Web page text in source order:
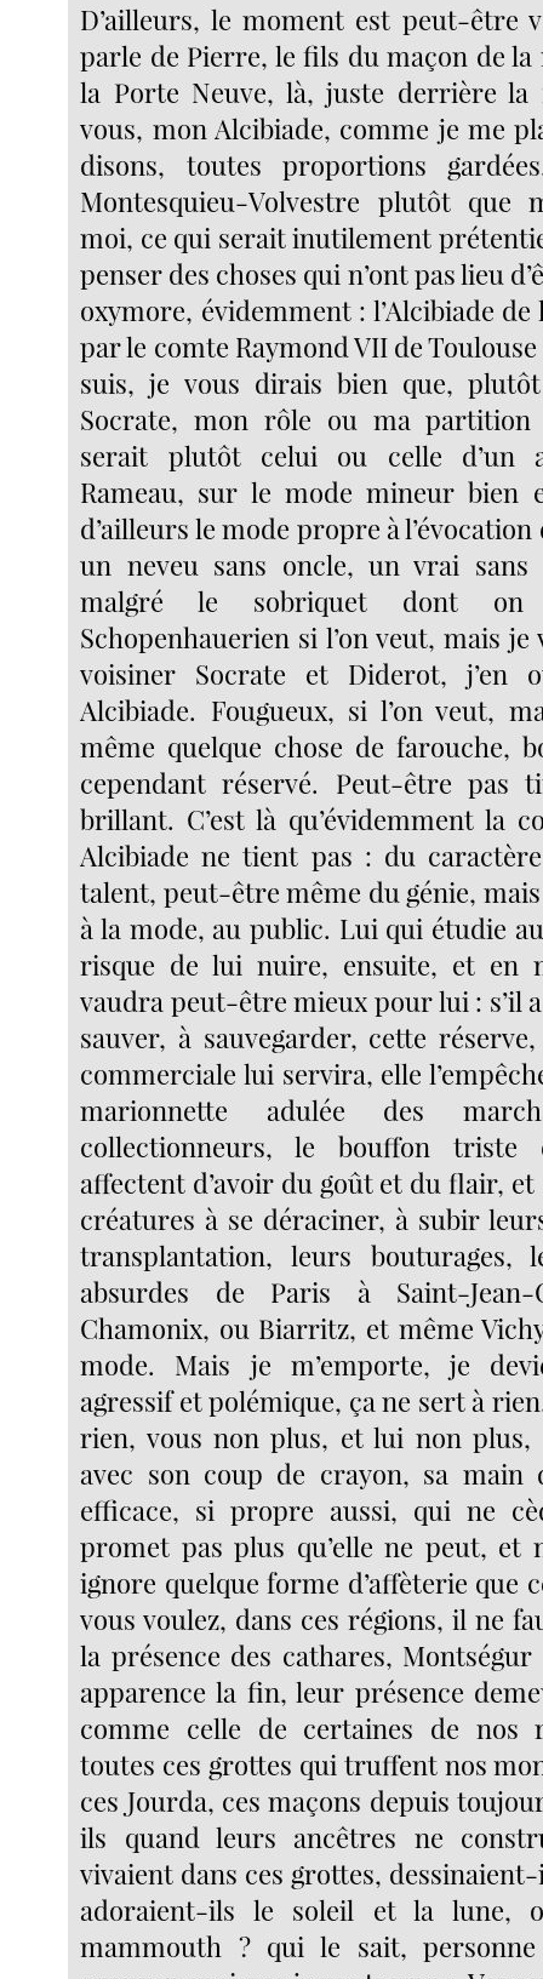
D’ailleurs, le moment est peut-être
parle de Pierre, le fils du maçon de
la Porte Neuve, là, juste derrière la
vous, mon Alcibiade, comme je me
disons, toutes proportions
Montesquieu-Volvestre plutôt que
moi, ce qui serait inutilement
penser des choses qui n’ont pas lieu
oxymore, évidemment : l’Alcibiade
par le comte Raymond VII de Toulouse
suis, je vous dirais bien que,
Socrate, mon rôle ou ma partition
serait plutôt celui ou celle d’un
Rameau, sur le mode mineur bien
d’ailleurs le mode propre à
un neveu sans oncle, un vrai
malgré le sobriquet dont on
Schopenhauerien si l’on veut, mais je
voisiner Socrate et Diderot, j’en
Alcibiade. Fougueux, si l’on veut,
même quelque chose de farouche,
cependant réservé. Peut-être pas
brillant. C’est là qu’évidemment la
Alcibiade ne tient pas : du
talent, peut-être même du génie,
à la mode, au public. Lui qui étudie
risque de lui nuire, ensuite, et en
vaudra peut-être mieux pour lui : s’il
sauver, à sauvegarder, cette
commerciale lui servira, elle
marionnette adulée des
collectionneurs, le bouffon
affectent d’avoir du goût et du flair,
créatures à se déraciner, à subir
transplantation, leurs bouturages,
absurdes de Paris à Saint-
Chamonix, ou Biarritz, et même
mode. Mais je m’emporte, je
agressif et polémique, ça ne sert à
rien, vous non plus, et lui non plus,
avec son coup de crayon, sa main
efficace, si propre aussi, qui ne
promet pas plus qu’elle ne peut, et
ignore quelque forme d’affèterie que
vous voulez, dans ces régions, il ne
la présence des cathares, Montségur
apparence la fin, leur présence
comme celle de certaines de nos
toutes ces grottes qui truffent nos
ces Jourda, ces maçons depuis
ils quand leurs ancêtres ne
vivaient dans ces grottes,
adoraient-ils le soleil et la lune,
mammouth ? qui le sait,